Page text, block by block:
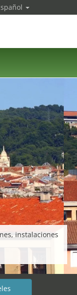
instalaciones